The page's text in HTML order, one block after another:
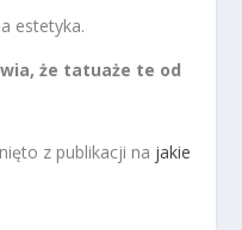
estetyka.
że tatuaże te od
z publikacji na jakie